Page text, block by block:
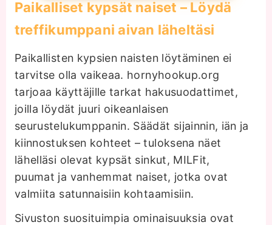
Paikalliset kypsät naiset – Löydä
treffikumppani aivan läheltäsi
Paikallisten kypsien naisten löytäminen ei
tarvitse olla vaikeaa. hornyhookup.org
tarjoaa käyttäjille tarkat hakusuodattimet,
joilla löydät juuri oikeanlaisen
seurustelukumppanin. Säädät sijainnin, iän ja
kiinnostuksen kohteet – tuloksena näet
lähelläsi olevat kypsät sinkut, MILFit,
puumat ja vanhemmat naiset, jotka ovat
valmiita satunnaisiin kohtaamisiin.
Sivuston suosituimpia ominaisuuksia ovat